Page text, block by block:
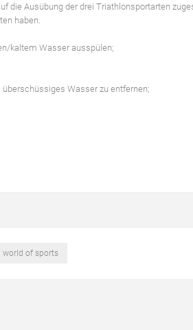
die Ausübung der drei Triathlonsportarten
haben.
kaltem Wasser ausspülen;
Wasser zu entfernen;
world of sports